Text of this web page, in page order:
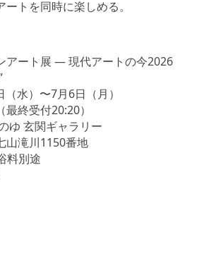
トを同時に楽しめる。
アート展 ― 現代アートの今2026
水）〜7月6日（月）
終受付20:20）
ゆ 玄関ギャラリー
山滝川1150番地
料別途